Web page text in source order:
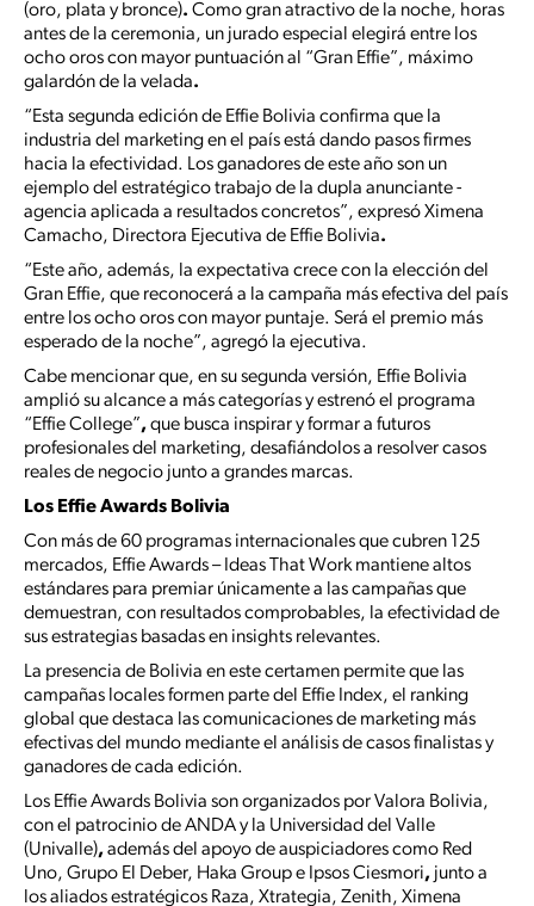
(oro, plata y bronce). Como gran atractivo de la noche, horas
antes de la ceremonia, un jurado especial elegirá entre los
ocho oros con mayor puntuación al “Gran Effie”, máximo
galardón de la velada.
“Esta segunda edición de Effie Bolivia confirma que la
industria del marketing en el país está dando pasos firmes
hacia la efectividad. Los ganadores de este año son un
ejemplo del estratégico trabajo de la dupla anunciante -
agencia aplicada a resultados concretos”, expresó Ximena
Camacho, Directora Ejecutiva de Effie Bolivia.
“Este año, además, la expectativa crece con la elección del
Gran Effie, que reconocerá a la campaña más efectiva del país
entre los ocho oros con mayor puntaje. Será el premio más
esperado de la noche”, agregó la ejecutiva.
Cabe mencionar que, en su segunda versión, Effie Bolivia
amplió su alcance a más categoríasy estrenó el programa
“Effie College”, que busca inspirar y formar a futuros
profesionales del marketing, desafiándolos a resolver casos
reales de negocio junto a grandes marcas.
Los Effie Awards Bolivia
Con más de 60 programas internacionales que cubren 125
mercados, Effie Awards – Ideas That Work mantiene altos
estándares para premiar únicamente a las campañas que
demuestran, con resultados comprobables, la efectividad de
sus estrategias basadas en insights relevantes.
La presencia de Bolivia en este certamen permite que las
campañas locales formen parte del Effie Index, el ranking
global que destaca las comunicaciones de marketing más
efectivas del mundo mediante el análisis de casos finalistas y
ganadores de cada edición.
Los Effie Awards Bolivia son organizados por Valora Bolivia,
con el patrocinio de ANDA y la Universidad del Valle
(Univalle), además del apoyo de auspiciadores como Red
Uno, Grupo El Deber, Haka Group e Ipsos Ciesmori, junto a
los aliados estratégicos Raza, Xtrategia, Zenith, Ximena